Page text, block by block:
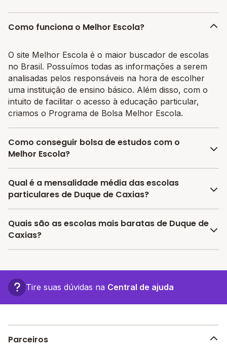
Como funciona o Melhor Escola?
O site Melhor Escola é o maior buscador de escolas
no Brasil. Possuímos todas as informações a serem
analisadas pelos responsáveis na hora de escolher
uma instituição de ensino básico. Além disso, com o
intuito de facilitar o acesso à educação particular,
criamos o Programa de Bolsa Melhor Escola.
Como conseguir bolsa de estudos com o
Melhor Escola?
O programa de bolsa do Melhor Escola disponibiliza
vagas com até 80% de desconto nas mensalidades.
matrícula no site.
Qual é a mensalidade média das escolas
particulares de Duque de Caxias?
A média da mensalidade em Duque de Caxias é de
R$ 522,32 reais, sendo a mensalidade mais barata
Quais são as escolas mais baratas de Duque de
Caxias?
confira a lista aqui.
Tire suas dúvidas na Central de ajuda
Parceiros